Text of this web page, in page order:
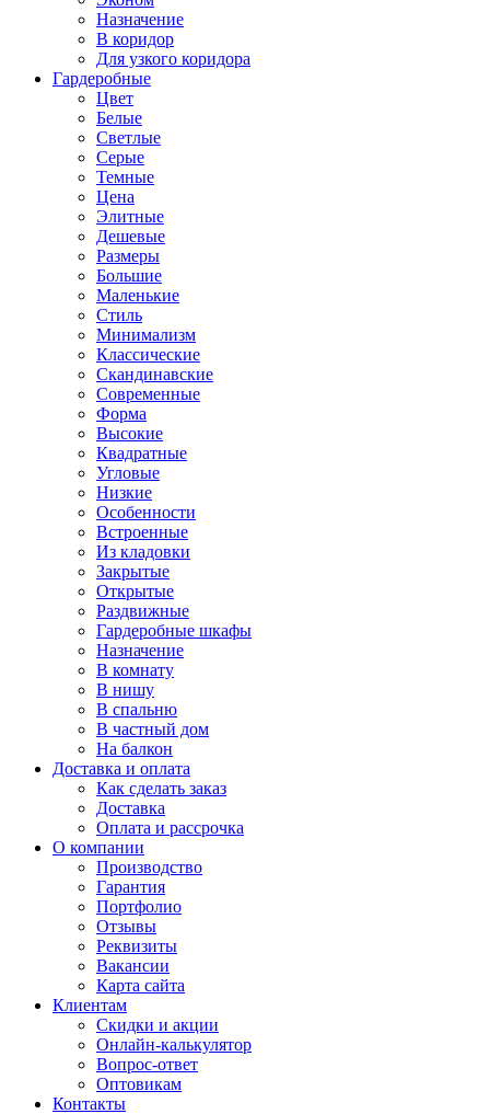
Назначение
В коридор
Для узкого коридора
Гардеробные
Цвет
Белые
Светлые
Серые
Темные
Цена
Элитные
Дешевые
Размеры
Большие
Маленькие
Стиль
Минимализм
Классические
Скандинавские
Современные
Форма
Высокие
Квадратные
Угловые
Низкие
Особенности
Встроенные
Из кладовки
Закрытые
Открытые
Раздвижные
Гардеробные шкафы
Назначение
В комнату
В нишу
В спальню
В частный дом
На балкон
Доставка и оплата
Как сделать заказ
Доставка
Оплата и рассрочка
О компании
Производство
Гарантия
Портфолио
Отзывы
Реквизиты
Вакансии
Карта сайта
Клиентам
Скидки и акции
Онлайн-калькулятор
Вопрос-ответ
Оптовикам
Контакты